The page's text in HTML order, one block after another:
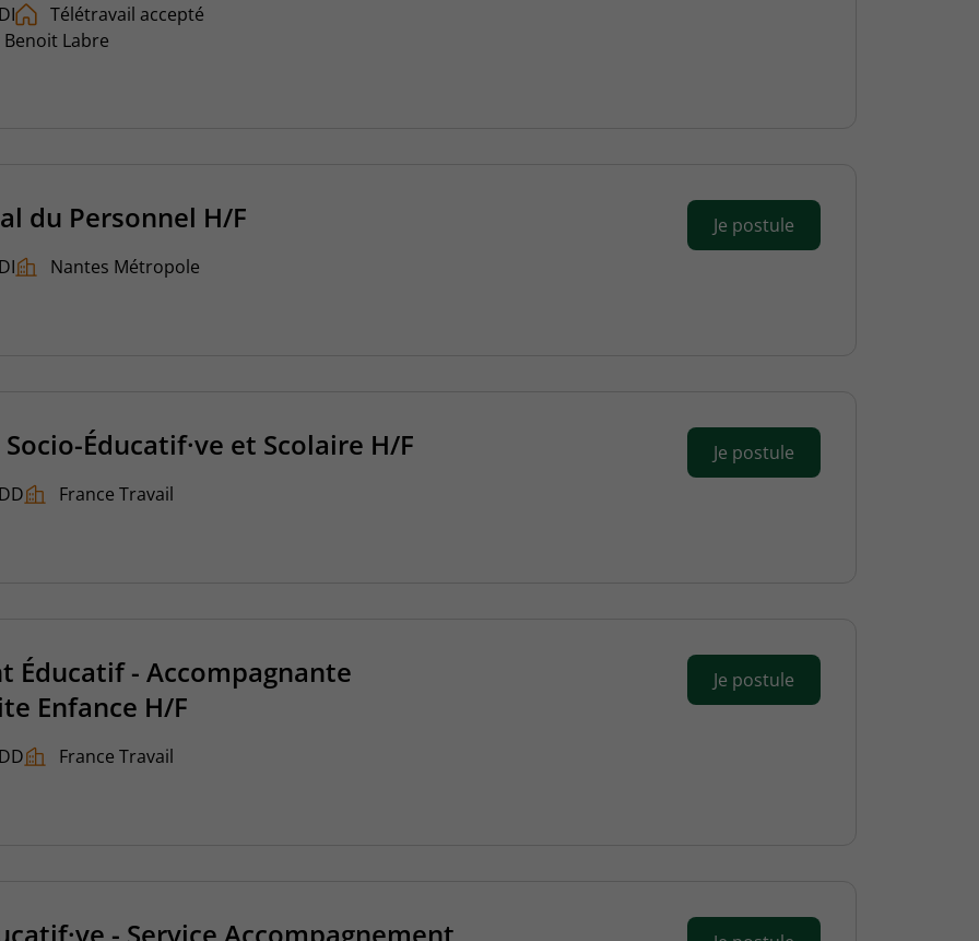
Télétravail accepté
Labre
du Personnel H/F
Nantes Métropole
Je postule
Éducatif·ve et Scolaire H/F
France Travail
Je postule
Éducatif - Accompagnante
Enfance H/F
France Travail
Je postule